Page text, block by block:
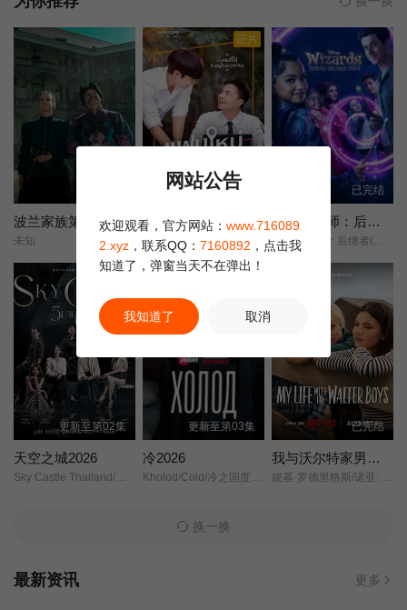
波兰家族第三季
未知
正片
更新至第01集
新男友
แฟนใหม่ ใกล้ฉัน/
已完结
少年魔法师：后继者第三季
少年魔法师：后继者(最终季)/
更新至第02集
天空之城2026
更新至第03集
冷2026
已完结
我与沃尔特家男孩的生活第三季
换一换
最新资讯 更多
网站公告
欢迎观看，官方网站： www.716089
2.xyz ，联系QQ： 7160892 ，点击我
知道了，弹窗当天不在弹出！
我知道了 取消